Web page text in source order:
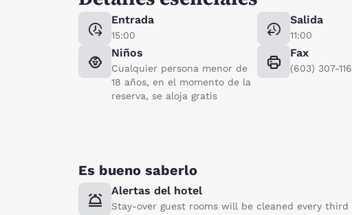
Entrada
15:00
Salida
11:00
Niños
Cualquier persona menor de
18 años, en el momento de la
reserva, se aloja gratis
Fax
(603) 307-
Es bueno saberlo
Alertas del hotel
Stay-over guest rooms will be cleaned every